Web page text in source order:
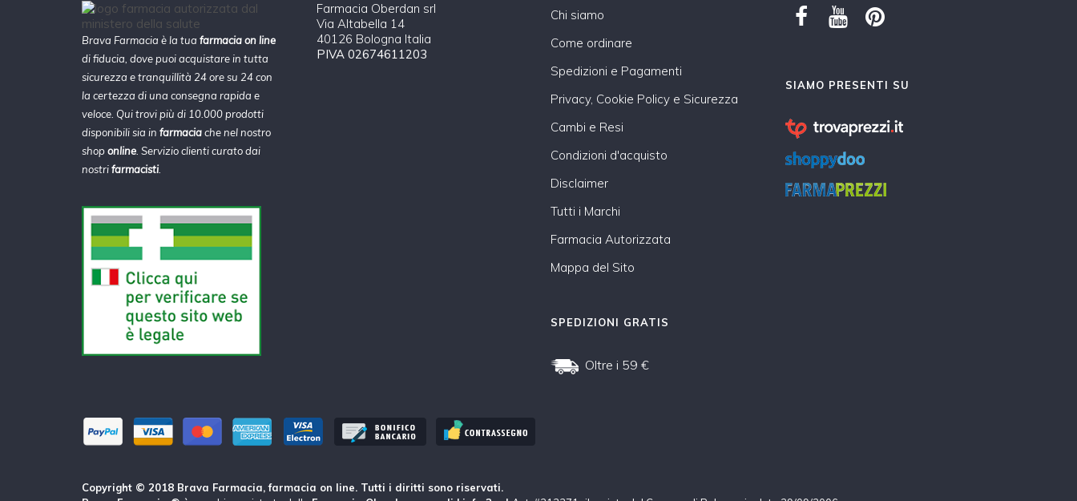
Brava Farmacia è la tua farmacia on line
di fiducia, dove puoi acquistare in tutta
sicurezza e tranquillità 24 ore su 24 con
la certezza di una consegna rapida e
veloce. Qui trovi più di 10.000 prodotti
disponibili sia in farmaciache nel nostro
shoponline. Servizio clienti curato dai
nostrifarmacisti.
Farmacia Oberdan srl
Via Altabella 14
40126 Bologna Italia
PIVA 02674611203
Chi siamo
Come ordinare
Spedizioni e Pagamenti
Privacy, Cookie Policy e Sicurezza
Cambi e Resi
Condizioni d'acquisto
Disclaimer
Tutti i Marchi
Farmacia Autorizzata
Mappa del Sito
SPEDIZIONI GRATIS
Oltre i 59 €
SIAMO PRESENTI SU
Copyright © 2018 Brava Farmacia, farmacia on line. Tutti i diritti sono riservati.